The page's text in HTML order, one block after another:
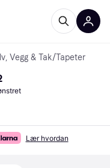
Vegg & Tak/Tapeter
Lær hvordan